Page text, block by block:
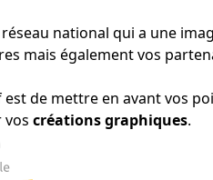
national qui a une
mais également vos
de mettre en avant vos
vos créations graphiques.